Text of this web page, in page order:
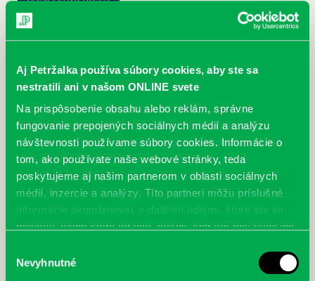
Aj Petržalka používa súbory cookies, aby ste sa
nestratili ani v našom ONLINE svete
Na prispôsobenie obsahu alebo reklám, správne
fungovanie prepojených sociálnych médií a analýzu
návštevnosti používame súbory cookies. Informácie o
tom, ako používate naše webové stránky, teda
poskytujeme aj našim partnerom v oblasti sociálnych
médií, inzercie a analýzy. Títo partneri môžu príslušné
informácie skombinovať s ďalšími údajmi, ktoré ste im
poskytli, alebo ktoré od vás získali, keď ste používali ich
súhlasu
Nevyhnutné